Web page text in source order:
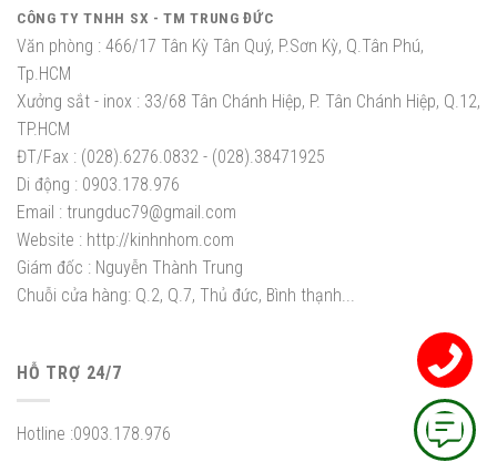
CÔNG TY TNHH SX - TM TRUNG ĐỨC
Văn phòng : 466/17 Tân Kỳ Tân Quý, P.Sơn Kỳ, Q.Tân Phú,
Tp.HCM
Xưởng sắt - inox : 33/68 Tân Chánh Hiệp, P. Tân Chánh Hiệp, Q.12,
TP.HCM
ĐT/Fax : (028).6276.0832 - (028).38471925
Di động : 0903.178.976
Email : trungduc79@gmail.com
Website : http://kinhnhom.com
Giám đốc : Nguyễn Thành Trung
Chuỗi cửa hàng: Q.2, Q.7, Thủ đức, Bình thạnh...
HỖ TRỢ 24/7
Hotline :0903.178.976